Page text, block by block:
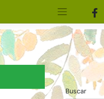
Buscar